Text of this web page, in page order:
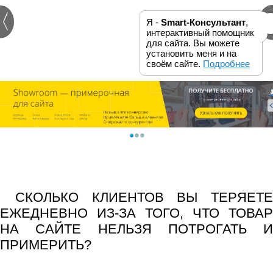
Я -Smart-Консультант,
интерактивный помощник
для сайта. Вы можете
установить меня и на
своём сайте. Подробнее
СКОЛЬКО КЛИЕНТОВ ВЫ ТЕРЯЕТЕ
ЕЖЕДНЕВНО ИЗ-ЗА ТОГО, ЧТО ТОВАР
НА САЙТЕ НЕЛЬЗЯ ПОТРОГАТЬ И
ПРИМЕРИТЬ?